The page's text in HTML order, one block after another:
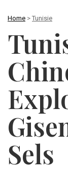
Home > Tunisie
Sels